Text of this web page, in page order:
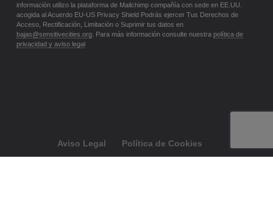
información utilizo la plataforma de Mailchimp compañía con sede en EE.UU.
acogida al Acuerdo EU-US Privacy Shield Podrás ejercer Tus Derechos de
Acceso, Rectificación, Limitación o Suprimir tus datos en
bajas@sensitivecities.org. Para más información consulte nuestra política de
privacidad y aviso legal
Aviso Legal Política de Cookies